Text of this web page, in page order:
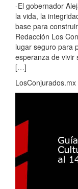
-El gobernador
la vida, la
base para
Redacción Los
lugar seguro para
esperanza de vivir
[…]
LosConjurados.mx